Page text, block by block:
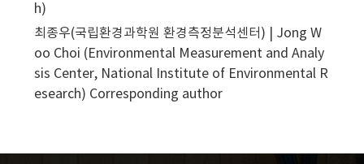
h)
최종우(국립환경과학원 환경측정분석센터) | Jong W
oo Choi (Environmental Measurement and Analy
sis Center, National Institute of Environmental R
esearch) Corresponding author